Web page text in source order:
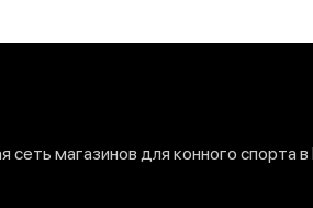
магазинов для конного спорта в